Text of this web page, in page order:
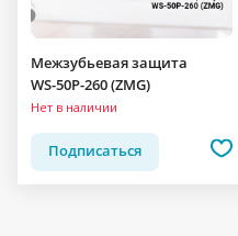
Межзубьевая защита
WS-50P-260 (ZMG)
Нет в наличии
Подписаться